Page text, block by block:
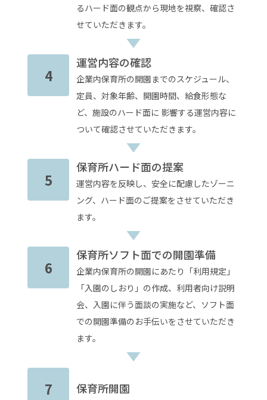
るハード面の観点から現地を視察、確認さ
せていただきます。
4
運営内容の確認
企業内保育所の開園までのスケジュール、
定員、対象年齢、開園時間、給食形態な
ど、施設のハード面に 影響する運営内容に
ついて確認させていただきます。
5
保育所ハード面の提案
運営内容を反映し、安全に配慮したゾーニ
ング、ハード面のご提案をさせていただき
ます。
6
保育所ソフト面での開園準備
企業内保育所の開園にあたり「利用規定」
「入園のしおり」の作成、利用者向け説明
会、入園に伴う面談の実施など、ソフト面
での開園準備のお手伝いをさせていただき
ます。
7 保育所開園